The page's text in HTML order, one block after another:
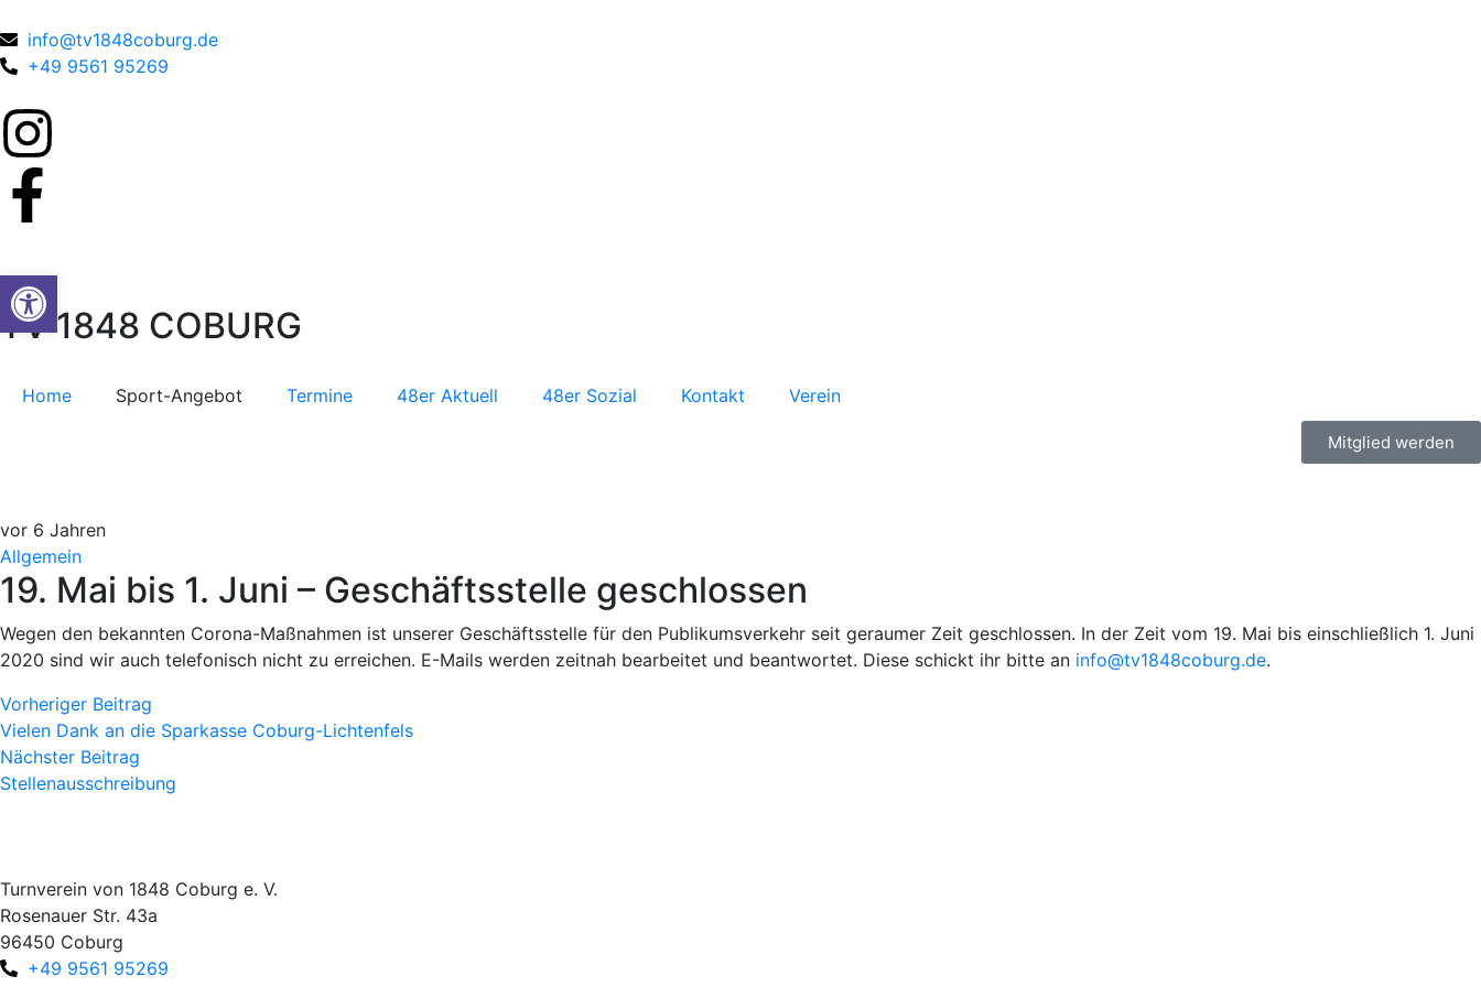
info@tv1848coburg.de
+49 9561 95269
TV 1848 COBURG
Home Sport-Angebot Termine 48er Aktuell 48er Sozial Kontakt Verein
Mitglied werden
vor 6 Jahren
Allgemein
19. Mai bis 1. Juni – Geschäftsstelle geschlossen
Wegen den bekannten Corona-Maßnahmen ist unserer Geschäftsstelle für den Publikumsverkehr seit geraumer Zeit geschlossen. In der Zeit vom 19. Mai bis einschließlich 1. Juni
2020 sind wir auch telefonisch nicht zu erreichen. E-Mails werden zeitnah bearbeitet und beantwortet. Diese schickt ihr bitte an info@tv1848coburg.de.
Vorheriger Beitrag
Vielen Dank an die Sparkasse Coburg-Lichtenfels
Nächster Beitrag
Stellenausschreibung
Turnverein von 1848 Coburg e. V.
Rosenauer Str. 43a
96450 Coburg
+49 9561 95269
Werkzeugleiste öffnen